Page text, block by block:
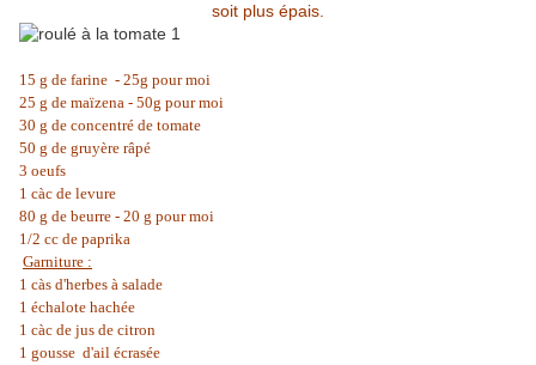
soit plus épais.
15 g de farine - 25g pour moi
25 g de maïzena - 50g pour moi
30 g de concentré de tomate
50 g de gruyère râpé
3 oeufs
1 càc de levure
80 g de beurre - 20 g pour moi
1/2 cc de paprika
Garniture :
1 càs d'herbes à salade
1 échalote hachée
1 càc de jus de citron
1 gousse d'ail écrasée